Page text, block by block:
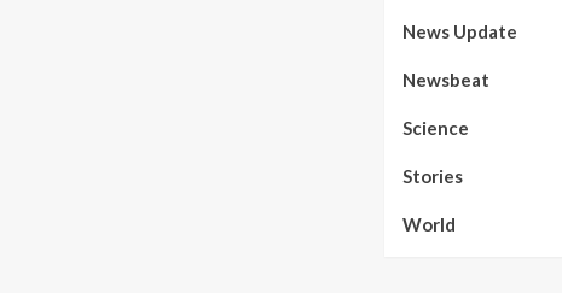
News Update
Newsbeat
Science
Stories
World